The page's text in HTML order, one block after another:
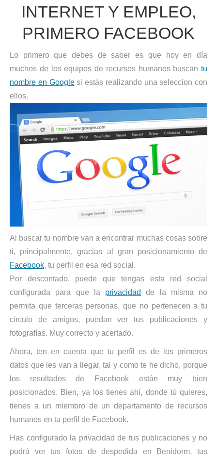
INTERNET Y EMPLEO,
PRIMERO FACEBOOK
Lo primero que debes de saber es que hoy en día
muchos de los equipos de recursos humanos buscan tu
nombre en Googlesi estás realizando una seleccion con
ellos.
Al buscar tu nombre van a encontrar muchas cosas sobre
ti, principalmente, gracias al gran posicionamiento de
Facebook, tu perfil en esa red social.
Por descontado, puede que tengas esta red social
configurada para que la privacidad
de la misma no
permita que terceras personas, que no pertenecen a tu
círculo de amigos, puedan ver tus publicaciones y
fotografías. Muy correcto y acertado.
Ahora, ten en cuenta que tu perfil es de los primeros
datos que les van a llegar, tal y como te he dicho, porque
los resultados de Facebook están muy bien
posicionados. Bien, ya los tienes ahí, donde tú quieres,
tienes a un miembro de un departamento de recursos
humanos en tu perfil de Facebook.
Has configurado la privacidad de tus publicaciones y no
podrá ver tus fotos de despedida en Benidorm, tus